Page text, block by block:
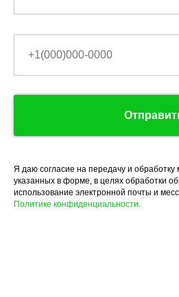
Я даю согласие на передачу и
указанных в форме, в целях обработки
использование электронной почты и
Политике конфиденциальности.